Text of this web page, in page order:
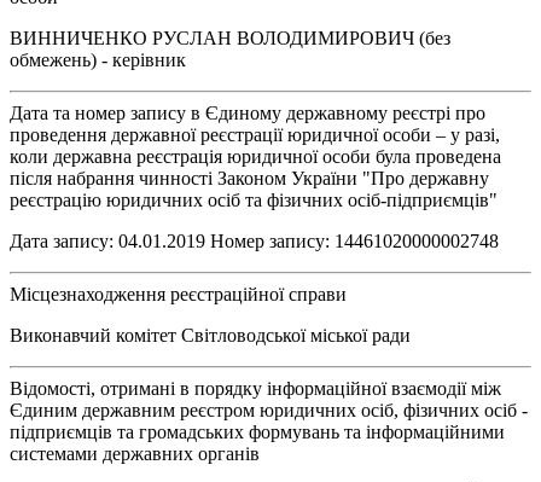
ВИННИЧЕНКО РУСЛАН ВОЛОДИМИРОВИЧ (без
обмежень) - керівник
Дата та номер запису в Єдиному державному реєстрі про
проведення державної реєстрації юридичної особи – у разі,
коли державна реєстрація юридичної особи була проведена
після набрання чинності Законом України "Про державну
реєстрацію юридичних осіб та фізичних осіб-підприємців"
Дата запису: 04.01.2019 Номер запису: 14461020000002748
Місцезнаходження реєстраційної справи
Виконавчий комітет Світловодської міської ради
Відомості, отримані в порядку інформаційної взаємодії між
Єдиним державним реєстром юридичних осіб, фізичних осіб -
підприємців та громадських формувань та інформаційними
системами державних органів